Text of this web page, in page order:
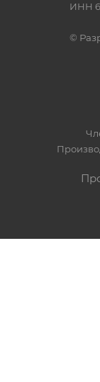
ИНН
©